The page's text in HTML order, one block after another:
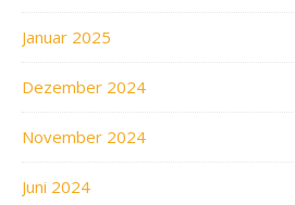
Januar 2025
Dezember 2024
November 2024
Juni 2024